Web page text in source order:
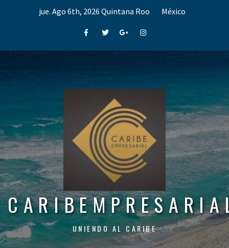
jue. Ago 6th, 2026 Quintana Roo México
FacebookTwitterGoogle+Instagram
UNIENDO AL CARIBE